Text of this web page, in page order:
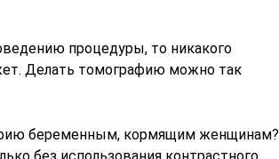
процедуры, то никакого
Делать томографию можно так
беременным, кормящим женщинам?